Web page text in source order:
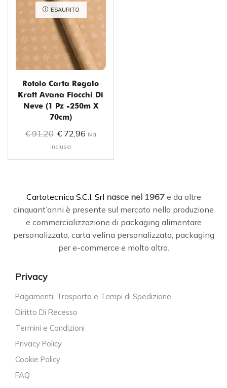
ESAURITO
Rotolo Carta Regalo
Kraft Avana Fiocchi Di
Neve (1 Pz -250m X
70cm)
€91,20 €72,96 iva
inclusa
Cartotecnica S.C.I. Srl nasce nel 1967e da oltre
cinquant’anni è presente sul mercato nella produzione
e commercializzazione di packaging alimentare
personalizzato, carta velina personalizzata, packaging
per e-commerce e molto altro.
Privacy
Pagamenti, Trasporto e Tempi di Spedizione
Diritto Di Recesso
Termini e Condizioni
Privacy Policy
Cookie Policy
FAQ